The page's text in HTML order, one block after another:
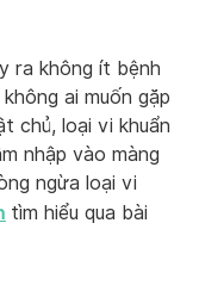
ra không ít bệnh
ai muốn gặp
chủ, loại vi khuẩn
nhập vào màng
ngừa loại vi
tìm hiểu qua bài